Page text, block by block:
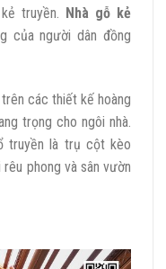
truyền. Nhà gỗ kẻ
của người dân đồng
các thiết kế hoàng
trọng cho ngôi nhà.
truyền là trụ cột kèo
phong và sân vườn